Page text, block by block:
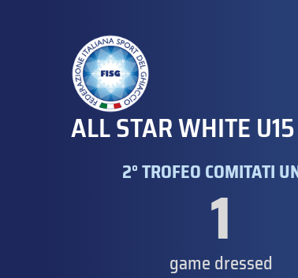
ALL STAR WHITE
2° TROFEO COMITATI
1
game dressed